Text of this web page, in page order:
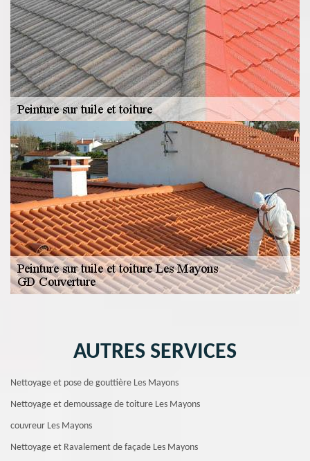
AUTRES SERVICES
Nettoyage et pose de gouttière Les Mayons
Nettoyage et demoussage de toiture Les Mayons
couvreur Les Mayons
Nettoyage et Ravalement de façade Les Mayons